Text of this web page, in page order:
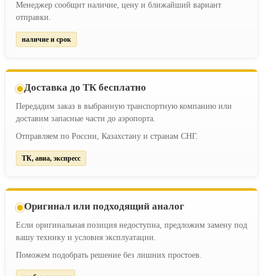
Менеджер сообщит наличие, цену и ближайший вариант
отправки.
наличие и срок
Доставка до ТК бесплатно
Передадим заказ в выбранную транспортную компанию или
доставим запасные части до аэропорта.
Отправляем по России, Казахстану и странам СНГ.
ТК, авиа, экспресс
Оригинал или подходящий аналог
Если оригинальная позиция недоступна, предложим замену под
вашу технику и условия эксплуатации.
Поможем подобрать решение без лишних простоев.